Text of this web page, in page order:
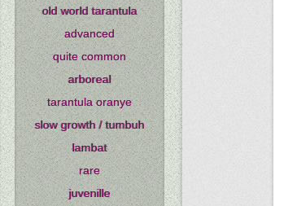
old world tarantula
advanced
quite common
arboreal
tarantula oranye
slow growth / tumbuh
lambat
rare
juvenille